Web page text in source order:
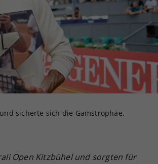
sicherte sich die Gamstrophäe.
Open Kitzbühel und sorgten für
Ihrer vorgenommen Einstellungen, falls der
Webseiten-Betreiber dies eingestellt hat.